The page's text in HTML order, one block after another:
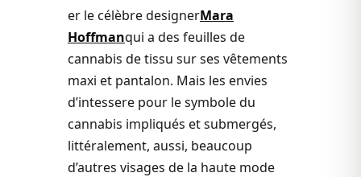
er le célèbre designerMara
Hoffmanqui a des feuilles de
cannabis de tissu sur ses vêtements
maxi et pantalon. Mais les envies
d’intessere pour le symbole du
cannabis impliqués et submergés,
littéralement, aussi, beaucoup
d’autres visages de la haute mode